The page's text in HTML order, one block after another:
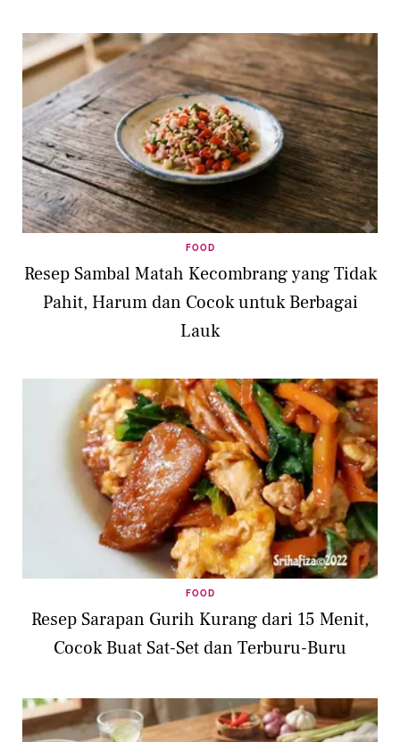
FOOD
Resep Sambal Matah Kecombrang yang Tidak
Pahit, Harum dan Cocok untuk Berbagai
Lauk
FOOD
Resep Sarapan Gurih Kurang dari 15 Menit,
Cocok Buat Sat-Set dan Terburu-Buru